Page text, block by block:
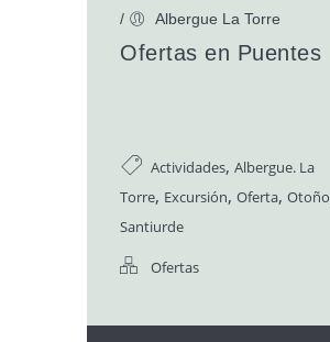
/
Albergue La Torre
Ofertas en Puentes
Actividades, Albergue. La
Torre, Excursión, Oferta, Otoño
Santiurde
Ofertas